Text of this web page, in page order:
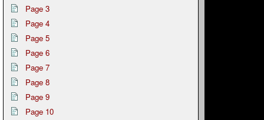
Page 3
Page 4
Page 5
Page 6
Page 7
Page 8
Page 9
Page 10